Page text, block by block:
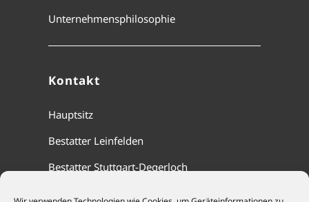
Unternehmensphilosophie
Kontakt
Hauptsitz
Bestatter Leinfelden
Bestatter Stuttgart-Degerloch